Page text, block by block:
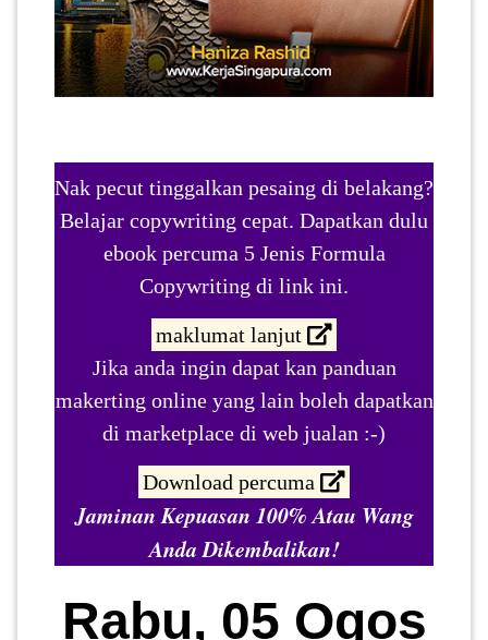
Nak pecut tinggalkan pesaing di belakang?
Belajar copywriting cepat. Dapatkan dulu
ebook percuma 5 Jenis Formula
Copywriting di link ini.
maklumat lanjut
Jika anda ingin dapat kan panduan
makerting online yang lain boleh dapatkan
di marketplace di web jualan :-)
Download percuma
Jaminan Kepuasan 100% Atau Wang
Anda Dikembalikan!
Rabu, 05 Ogos